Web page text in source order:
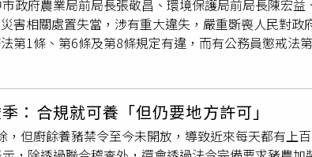
防檢署派駐的專職獸醫師全程在場進行「屠前」與「
除，並由派駐之專職獸醫師確認，所有合格屠體必須
可能發生所謂「宰殺斃死豬」之情事。雅勝表示，對
行「化製流程」，所有
皆須噴漆標示，並集
三聯單與化製清運紀錄備查，且廠區內設有24小時
不應成為惡意競爭或個人恩怨的打擊工具，目前已委
發佈毀損雅勝商譽的報導，定將依法追究到底，捍衛清
私下向雅勝高層透露此事，雅勝卻並未重視，2025
跡證。而記者另外透過關係，取得過去牛線屠宰師傅
肉內臟處理區，移工卻在此肢解豬隻，並從供比對的
機關加強查緝、嚴格把關，避免食安和防疫出現破口
號並銷毀，目前未收到相關檢舉，鼓勵知情民眾提供
虛烏有、惡意栽贓，每日屠宰作業期間，防檢署派駐
康異常之豬隻，在進入屠宰線前即會被剔除，並由派
，在官方高度透明的監督體系下，絕不可能發生所謂
政府農業局前局長張敬昌、環境保護局前局長陳宏
害相關處置失當，涉有重大違失，嚴重斲喪人民對政
第1條、第6條及第8條規定有違，而有公務員懲戒法
依法懲戒。監察院表示，被彈劾人張敬昌為臺中市政
訊反覆不一甚至錯誤，且指揮監督所屬貫徹中央防
稽查廚餘2次，復指示以挖坑露天堆肥去化大量廚餘，
動物保護防疫處處長，聽取被彈劾人周百俊組長報告
：合規就可養「但仍要地方許可」
但廚餘養豬禁令至今未開放，導致近來每天都有上